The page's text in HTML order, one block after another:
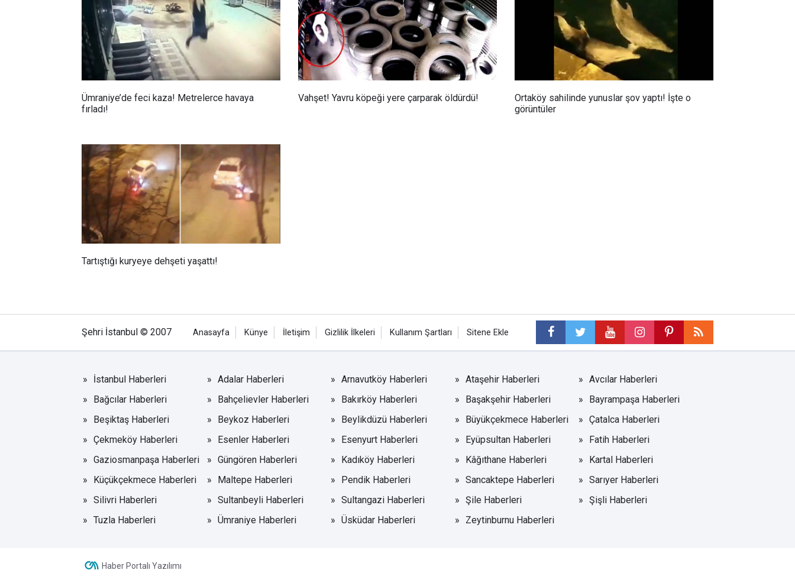
Ümraniye’de feci kaza! Metrelerce havaya
fırladı!
Vahşet! Yavru köpeği yere çarparak öldürdü!
Ortaköy sahilinde yunuslar şov yaptı! İşte o
görüntüler
Tartıştığı kuryeye dehşeti yaşattı!
Şehri İstanbul © 2007 Anasayfa Künye İletişim Gizlilik İlkeleri Kullanım Şartları Sitene Ekle
İstanbul Haberleri Adalar Haberleri Arnavutköy Haberleri Ataşehir Haberleri
Avcılar Haberleri
Bağcılar Haberleri
Bahçelievler Haberleri Bakırköy Haberleri Başakşehir Haberleri
Bayrampaşa Haberleri
Beşiktaş Haberleri
Beykoz Haberleri Beylikdüzü Haberleri Büyükçekmece Haberleri
Çatalca Haberleri
Çekmeköy Haberleri
Esenler Haberleri Esenyurt Haberleri Eyüpsultan Haberleri
Fatih Haberleri
Gaziosmanpaşa Haberleri
Güngören Haberleri Kadıköy Haberleri Kâğıthane Haberleri
Kartal Haberleri
Küçükçekmece Haberleri
Maltepe Haberleri Pendik Haberleri Sancaktepe Haberleri
Sarıyer Haberleri
Silivri Haberleri
Sultanbeyli Haberleri Sultangazi Haberleri Şile Haberleri
Şişli Haberleri
Tuzla Haberleri
Ümraniye Haberleri Üsküdar Haberleri Zeytinburnu Haberleri
Haber Portalı Yazılımı